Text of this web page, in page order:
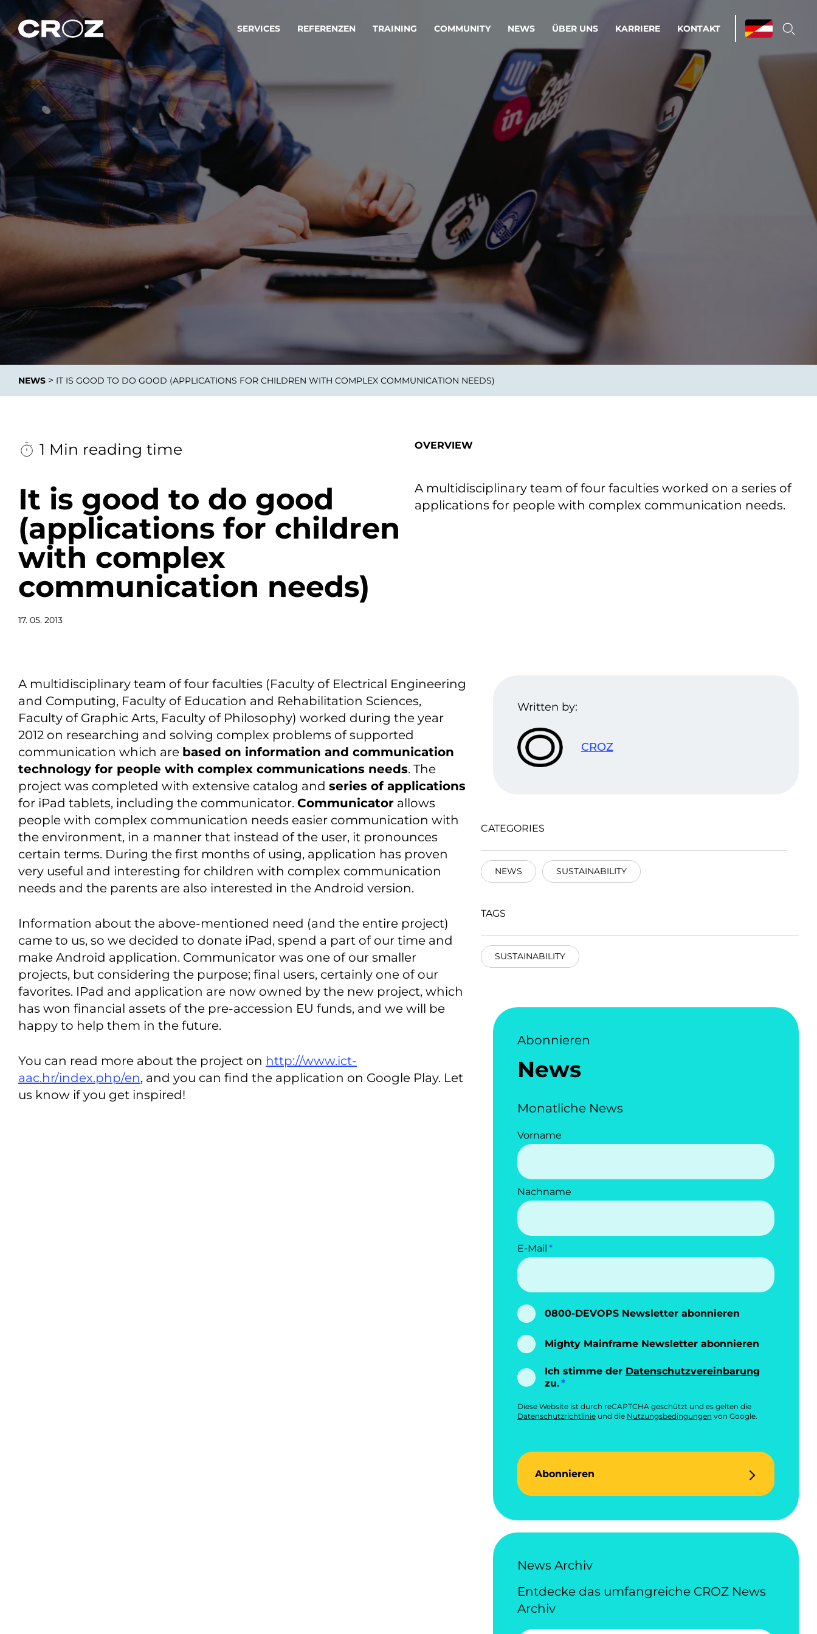
SERVICES
Strategie & Service Design
Wir verwandeln Ihre Ideen in erfolgreiche
Produkte & Dienstleistungen.
Operations & Managed Services
Betriebsprozesse optimieren. Stabilität und
Effizienz statt Nervenkitzel.
Software, Data & AI Engineering
Wir schaffen Produkte und Dienstleistungen, die langfristig bestehen.
Integrationslösungen
Integration als Innovation.
KI-Lösungen mit
industriellem
Reifegrad
Adaptive KI-Lösungen
ermöglichen ihrem
Entscheidungen in Echtzeit
Cloud-Umgebungen
Die richtige Cloud-Strategie
als Fundament für
Wachstum.
REFERENZEN TRAINING COMMUNITY NEWS ÜBER UNS KARRIERE KONTAKT
NEWS > IT IS GOOD TO DO GOOD (APPLICATIONS FOR CHILDREN WITH COMPLEX COMMUNICATION NEEDS)
1 Min reading time
It is good to do good
(applications for children
with complex
communication needs)
17. 05. 2013
OVERVIEW
A multidisciplinary team of four faculties worked on a series of
applications for people with complex communication needs.
A multidisciplinary team of four faculties (Faculty of Electrical Engineering
and Computing, Faculty of Education and Rehabilitation Sciences,
Faculty of Graphic Arts, Faculty of Philosophy) worked during the year
2012 on researching and solving complex problems of supported
communication which are based on information and communication
technology for people with complex communications needs. The
project was completed with extensive catalog and series of applications
for iPad tablets, including the communicator. Communicator allows
people with complex communication needs easier communication with
the environment, in a manner that instead of the user, it pronounces
certain terms. During the first months of using, application has proven
very useful and interesting for children with complex communication
needs and the parents are also interested in the Android version.
Information about the above-mentioned need (and the entire project)
came to us, so we decided to donate iPad, spend a part of our time and
make Android application. Communicator was one of our smaller
projects, but considering the purpose; final users, certainly one of our
favorites. IPad and application are now owned by the new project, which
has won financial assets of the pre-accession EU funds, and we will be
happy to help them in the future.
You can read more about the project on http://www.ict-
aac.hr/index.php/en, and you can find the application on Google Play. Let
us know if you get inspired!
Written by:
CROZ
CATEGORIES
NEWS SUSTAINABILITY
TAGS
SUSTAINABILITY
Abonnieren
News
Monatliche News
Vorname
Nachname
E-Mail
0800-DEVOPS Newsletter abonnieren
Mighty Mainframe Newsletter abonnieren
Ich stimme der Datenschutzvereinbarung
zu.
Diese Website ist durch reCAPTCHA geschützt und es gelten die
Datenschutzrichtlinieund die Nutzungsbedingungen von Google.
Abonnieren
News Archiv
Entdecke das umfangreiche CROZ News
Archiv